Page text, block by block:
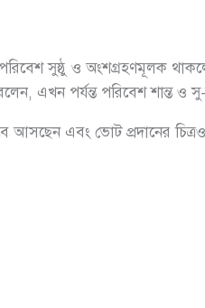
সুষ্ঠু ও অংশগ্রহণমূলক
বলেন, এখন পর্যন্ত পরিবেশ শান্ত ও
আসছেন এবং ভোট প্রদানের